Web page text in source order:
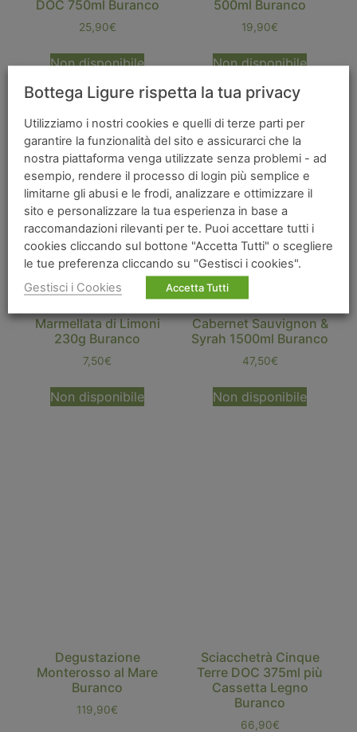
DOC 750ml Buranco
25,90€
Non disponibile
500ml Buranco
19,90€
Non disponibile
Marmellata di Limoni
230g Buranco
7,50€
Non disponibile
Cabernet Sauvignon &
Syrah 1500ml Buranco
47,50€
Non disponibile
Degustazione
Monterosso al Mare
Buranco
119,90€
Sciacchetrà Cinque
Terre DOC 375ml più
Cassetta Legno
Buranco
66,90€
Bottega Ligure rispetta la tua privacy
Utilizziamo i nostri cookies e quelli di terze parti per
garantire la funzionalità del sito e assicurarci che la
nostra piattaforma venga utilizzate senza problemi - ad
esempio, rendere il processo di login più semplice e
limitarne gli abusi e le frodi, analizzare e ottimizzare il
sito e personalizzare la tua esperienza in base a
raccomandazioni rilevanti per te. Puoi accettare tutti i
cookies cliccando sul bottone "Accetta Tutti" o scegliere
le tue preferenza cliccando su "Gestisci i cookies".
Gestisci i Cookies
Accetta Tutti